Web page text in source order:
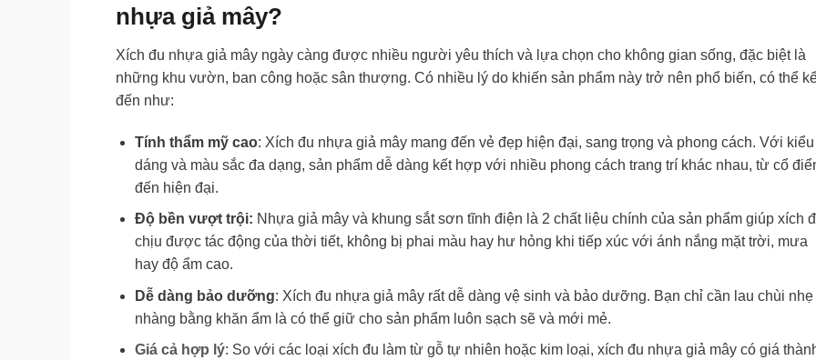
nhựa giả mây?
Xích đu nhựa giả mây ngày càng được nhiều người yêu thích và lựa chọn cho không gian sống, đặc biệt là
những khu vườn, ban công hoặc sân thượng. Có nhiều lý do khiến sản phẩm này trở nên phổ biến, có thể
đến như:
Tính thẩm mỹ cao: Xích đu nhựa giả mây mang đến vẻ đẹp hiện đại, sang trọng và phong cách. Với kiểu
dáng và màu sắc đa dạng, sản phẩm dễ dàng kết hợp với nhiều phong cách trang trí khác nhau, từ cổ
đến hiện đại.
Độ bền vượt trội: Nhựa giả mây và khung sắt sơn tĩnh điện là 2 chất liệu chính của sản phẩm giúp xích
chịu được tác động của thời tiết, không bị phai màu hay hư hỏng khi tiếp xúc với ánh nắng mặt trời, mưa
hay độ ẩm cao.
Dễ dàng bảo dưỡng: Xích đu nhựa giả mây rất dễ dàng vệ sinh và bảo dưỡng. Bạn chỉ cần lau chùi nhẹ
nhàng bằng khăn ẩm là có thể giữ cho sản phẩm luôn sạch sẽ và mới mẻ.
Giá cả hợp lý: So với các loại xích đu làm từ gỗ tự nhiên hoặc kim loại, xích đu nhựa giả mây có giá